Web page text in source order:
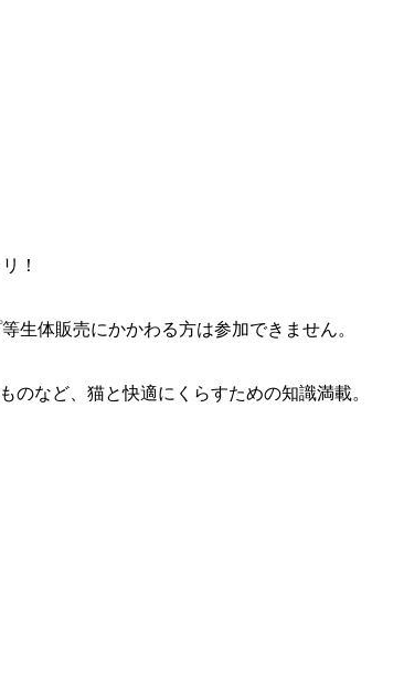
！
生体販売にかかわる方は参加できません。
など、猫と快適にくらすための知識満載。